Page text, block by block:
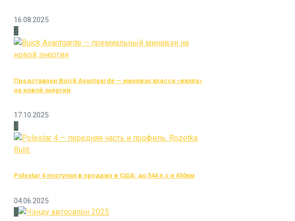
16.08.2025
3
Представлен Buick Avantgarde — минивэн класса «вилла»
на новой энергии
17.10.2025
4
Polestar 4 поступил в продажу в США: до 544 л.с и 450км
04.06.2025
5